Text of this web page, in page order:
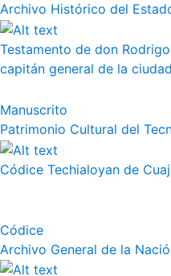
Archivo Histórico del
Testamento de don
capitán general de la
Manuscrito
Patrimonio Cultural del
Códice Techialoyan de
Códice
Archivo General de la